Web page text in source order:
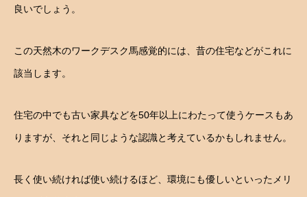
良いでしょう。
この天然木のワークデスク馬感覚的には、昔の住宅などがこれに
該当します。
住宅の中でも古い家具などを50年以上にわたって使うケースもあ
りますが、それと同じような認識と考えているかもしれません。
長く使い続ければ使い続けるほど、環境にも優しいといったメリ